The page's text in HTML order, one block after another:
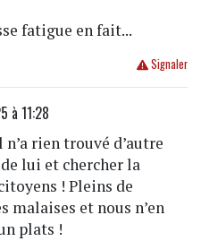
fatigue en fait...
Signaler
à 11:28
n’a rien trouvé d’autre
lui et chercher la
! Pleins de
malaises et nous n’en
plats !